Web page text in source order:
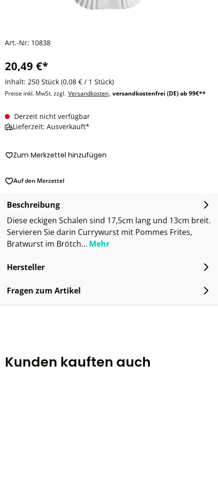
Art.-Nr: 10838
20,49 €*
Inhalt: 250 Stück (0,08 € / 1 Stück)
Preise inkl. MwSt. zzgl. Versandkosten, versandkostenfrei (DE) ab 99€**
Derzeit nicht verfügbar
Lieferzeit: Ausverkauft*
Zum Merkzettel hinzufügen
Auf den Merzettel
Beschreibung
Diese eckigen Schalen sind 17,5cm lang und 13cm breit.
Servieren Sie darin Currywurst mit Pommes Frites,
Bratwurst im Brötch… Mehr
Hersteller
Fragen zum Artikel
Kunden kauften auch